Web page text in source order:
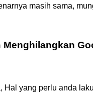
masih sama,
Menghilangkan
Hal yang perlu anda